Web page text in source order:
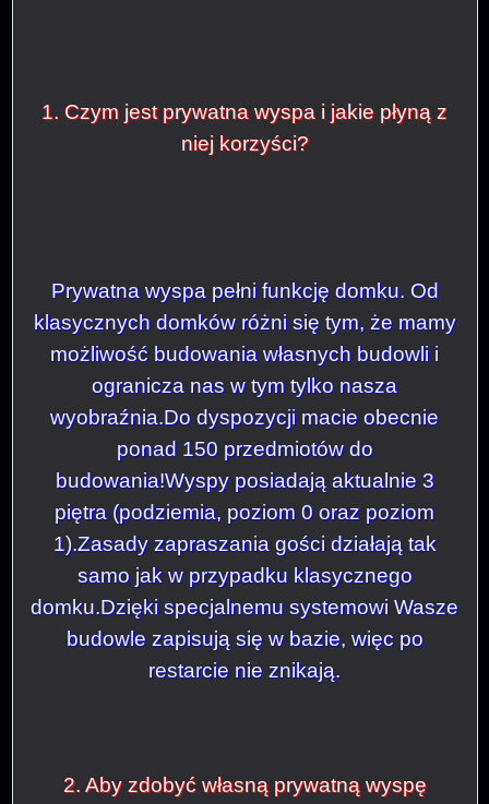
1. Czym jest prywatna wyspa i jakie płyną z
niej korzyści?
Prywatna wyspa pełni funkcję domku. Od
klasycznych domków różni się tym, że mamy
możliwość budowania własnych budowli i
ogranicza nas w tym tylko nasza
wyobraźnia.Do dyspozycji macie obecnie
ponad 150 przedmiotów do
budowania!Wyspy posiadają aktualnie 3
piętra (podziemia, poziom 0 oraz poziom
1).Zasady zapraszania gości działają tak
samo jak w przypadku klasycznego
domku.Dzięki specjalnemu systemowi Wasze
budowle zapisują się w bazie, więc po
restarcie nie znikają.
2. Aby zdobyć własną prywatną wyspę